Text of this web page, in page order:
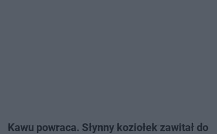
Kawu powraca. Słynny koziołek zawitał do